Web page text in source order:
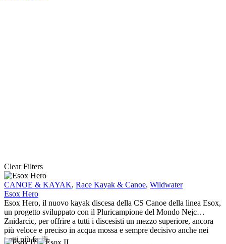
Clear Filters
Esox
Hero
CANOE & KAYAK, Race Kayak & Canoe, Wildwater
Esox Hero
Esox Hero, il nuovo kayak discesa della CS Canoe della linea Esox,
un progetto sviluppato con il Pluricampione del Mondo Nejc
Znidarcic, per offrire a tutti i discesisti un mezzo superiore, ancora
più veloce e preciso in acqua mossa e sempre decisivo anche nei
tratti più facili.